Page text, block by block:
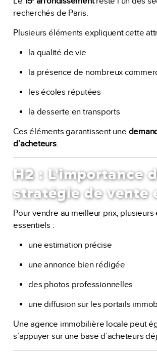
recherchés de Paris.
Plusieurs éléments expliquent cette
la qualité de vie
la présence de nombreux
les écoles réputées
la desserte en transports
Ces éléments garantissent une
d’acheteurs.
H2 : L’importance
stratégie de vente
Pour vendre au meilleur prix, plusieurs
essentiels :
une estimation précise
une annonce bien rédigée
des photos professionnelles
une diffusion sur les portails
Une agence immobilière locale peut
s’appuyer sur une base d’acheteurs